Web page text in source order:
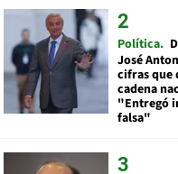
Política
José
cifras que
cadena
"Entregó
falsa"